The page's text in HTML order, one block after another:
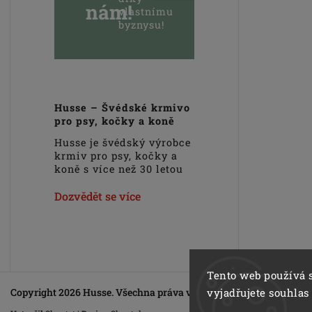
Tento web používá
vyjadřujete
nám!vlastnímu
byznysu!
Husse – Švédské krmivo
pro psy, kočky a koně
Husse je švédský výrobce
krmiv pro psy, kočky a
koně s více než 30 letou
Hlavním cílem
nejkvalitnějších a pečlivě
Dozvědět se více
Copyright 2026Husse. Všechna práva vyhrazena.